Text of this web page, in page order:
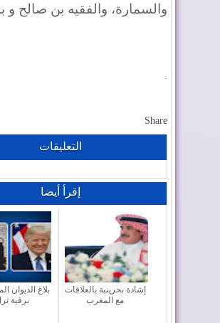
والسمارة، والفقيه بن صالح و
Share
التعليقات
إقرأ أيضا
بلاغ الديوان
برقية
إشادة بحرينية بالعلاقات
مع المغرب